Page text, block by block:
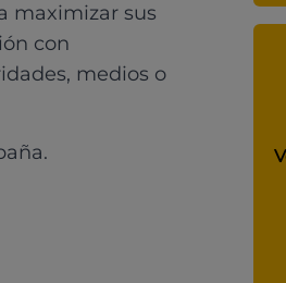
maximizar sus
con
medios o